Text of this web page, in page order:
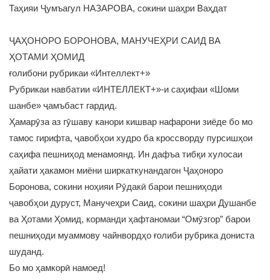
Таҳияи Ҷумъагул НАЗАРОВА, сокини шаҳри Ваҳдат
ҶАҲОНОРО БОРОНОВА, МАНУЧЕҲРИ САИД ВА
ҲОТАМИ ҲОМИД
ғолибони рубрикаи «Интеллект+»
Рубрикаи навбатии «ИНТЕЛЛЕКТ+»-и саҳифаи «Шоми
шанбе» ҷамъбаст гардид.
Ҳамарӯза аз гӯшаву канори кишвар нафарони зиёде бо мо
тамос гирифта, ҷавобҳои худро ба кроссворду пурсишҳои
саҳифа пешниҳод менамоянд. Ин дафъа тибқи хулосаи
ҳайати ҳакамон миёни ширкаткунандагон Ҷаҳоноро
Боронова, сокини ноҳияи Рӯдакӣ барои пешниҳоди
ҷавобҳои дуруст, Манучеҳри Саид, сокини шаҳри Душанбе
ва Ҳотами Ҳомид, корманди ҳафтаномаи “Омӯзгор” барои
пешниҳоди муаммову чайнвордҳо ғолиби рубрика дониста
шуданд.
Бо мо ҳамкорӣ намоед!